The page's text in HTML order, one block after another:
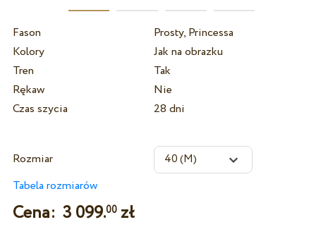
Fason
Prosty, Princessa
Kolory
Jak na obrazku
Tren
Tak
Rękaw
Nie
Czas szycia
28 dni
Rozmiar
Tabela rozmiarów
Cena: 3 099.00zł